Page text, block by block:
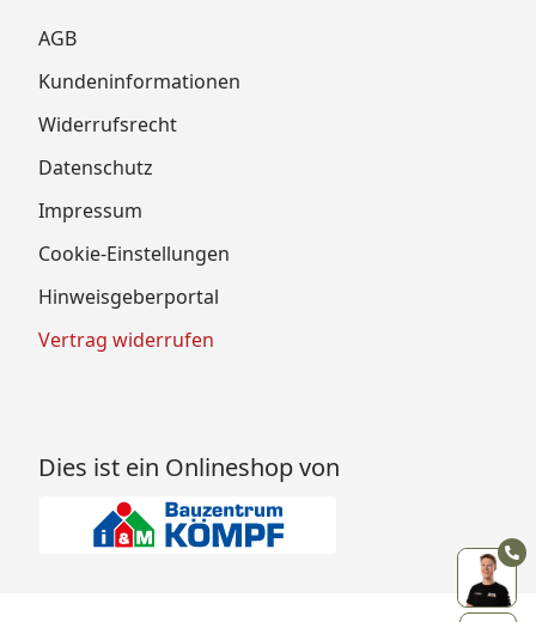
AGB
Kundeninformationen
Widerrufsrecht
Datenschutz
Impressum
Cookie-Einstellungen
Hinweisgeberportal
Vertrag widerrufen
Dies ist ein Onlineshop von